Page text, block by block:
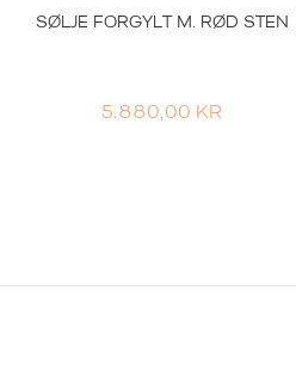
SØLJE FORGYLT M. RØD STEN
5.880,00 KR